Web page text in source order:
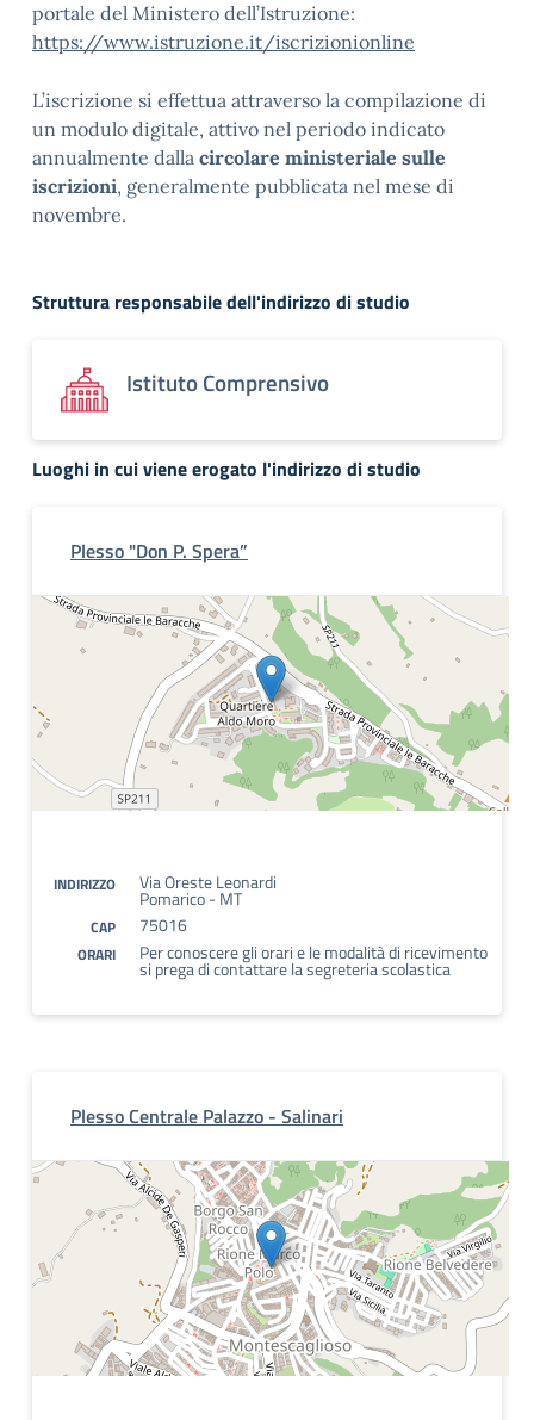
portale del Ministero dell’Istruzione:
https://www.istruzione.it/iscrizionionline
L’iscrizione si effettua attraverso la compilazione di
un modulo digitale, attivo nel periodo indicato
annualmente dalla circolare ministeriale sulle
iscrizioni, generalmente pubblicata nel mese di
novembre.
Struttura responsabile dell'indirizzo di studio
Istituto Comprensivo
Luoghi in cui viene erogato l'indirizzo di studio
Plesso "Don P. Spera”
INDIRIZZO Via Oreste Leonardi
Pomarico - MT
CAP 75016
ORARI Per conoscere gli orari e le modalità di ricevimento
si prega di contattare la segreteria scolastica
Plesso Centrale Palazzo - Salinari